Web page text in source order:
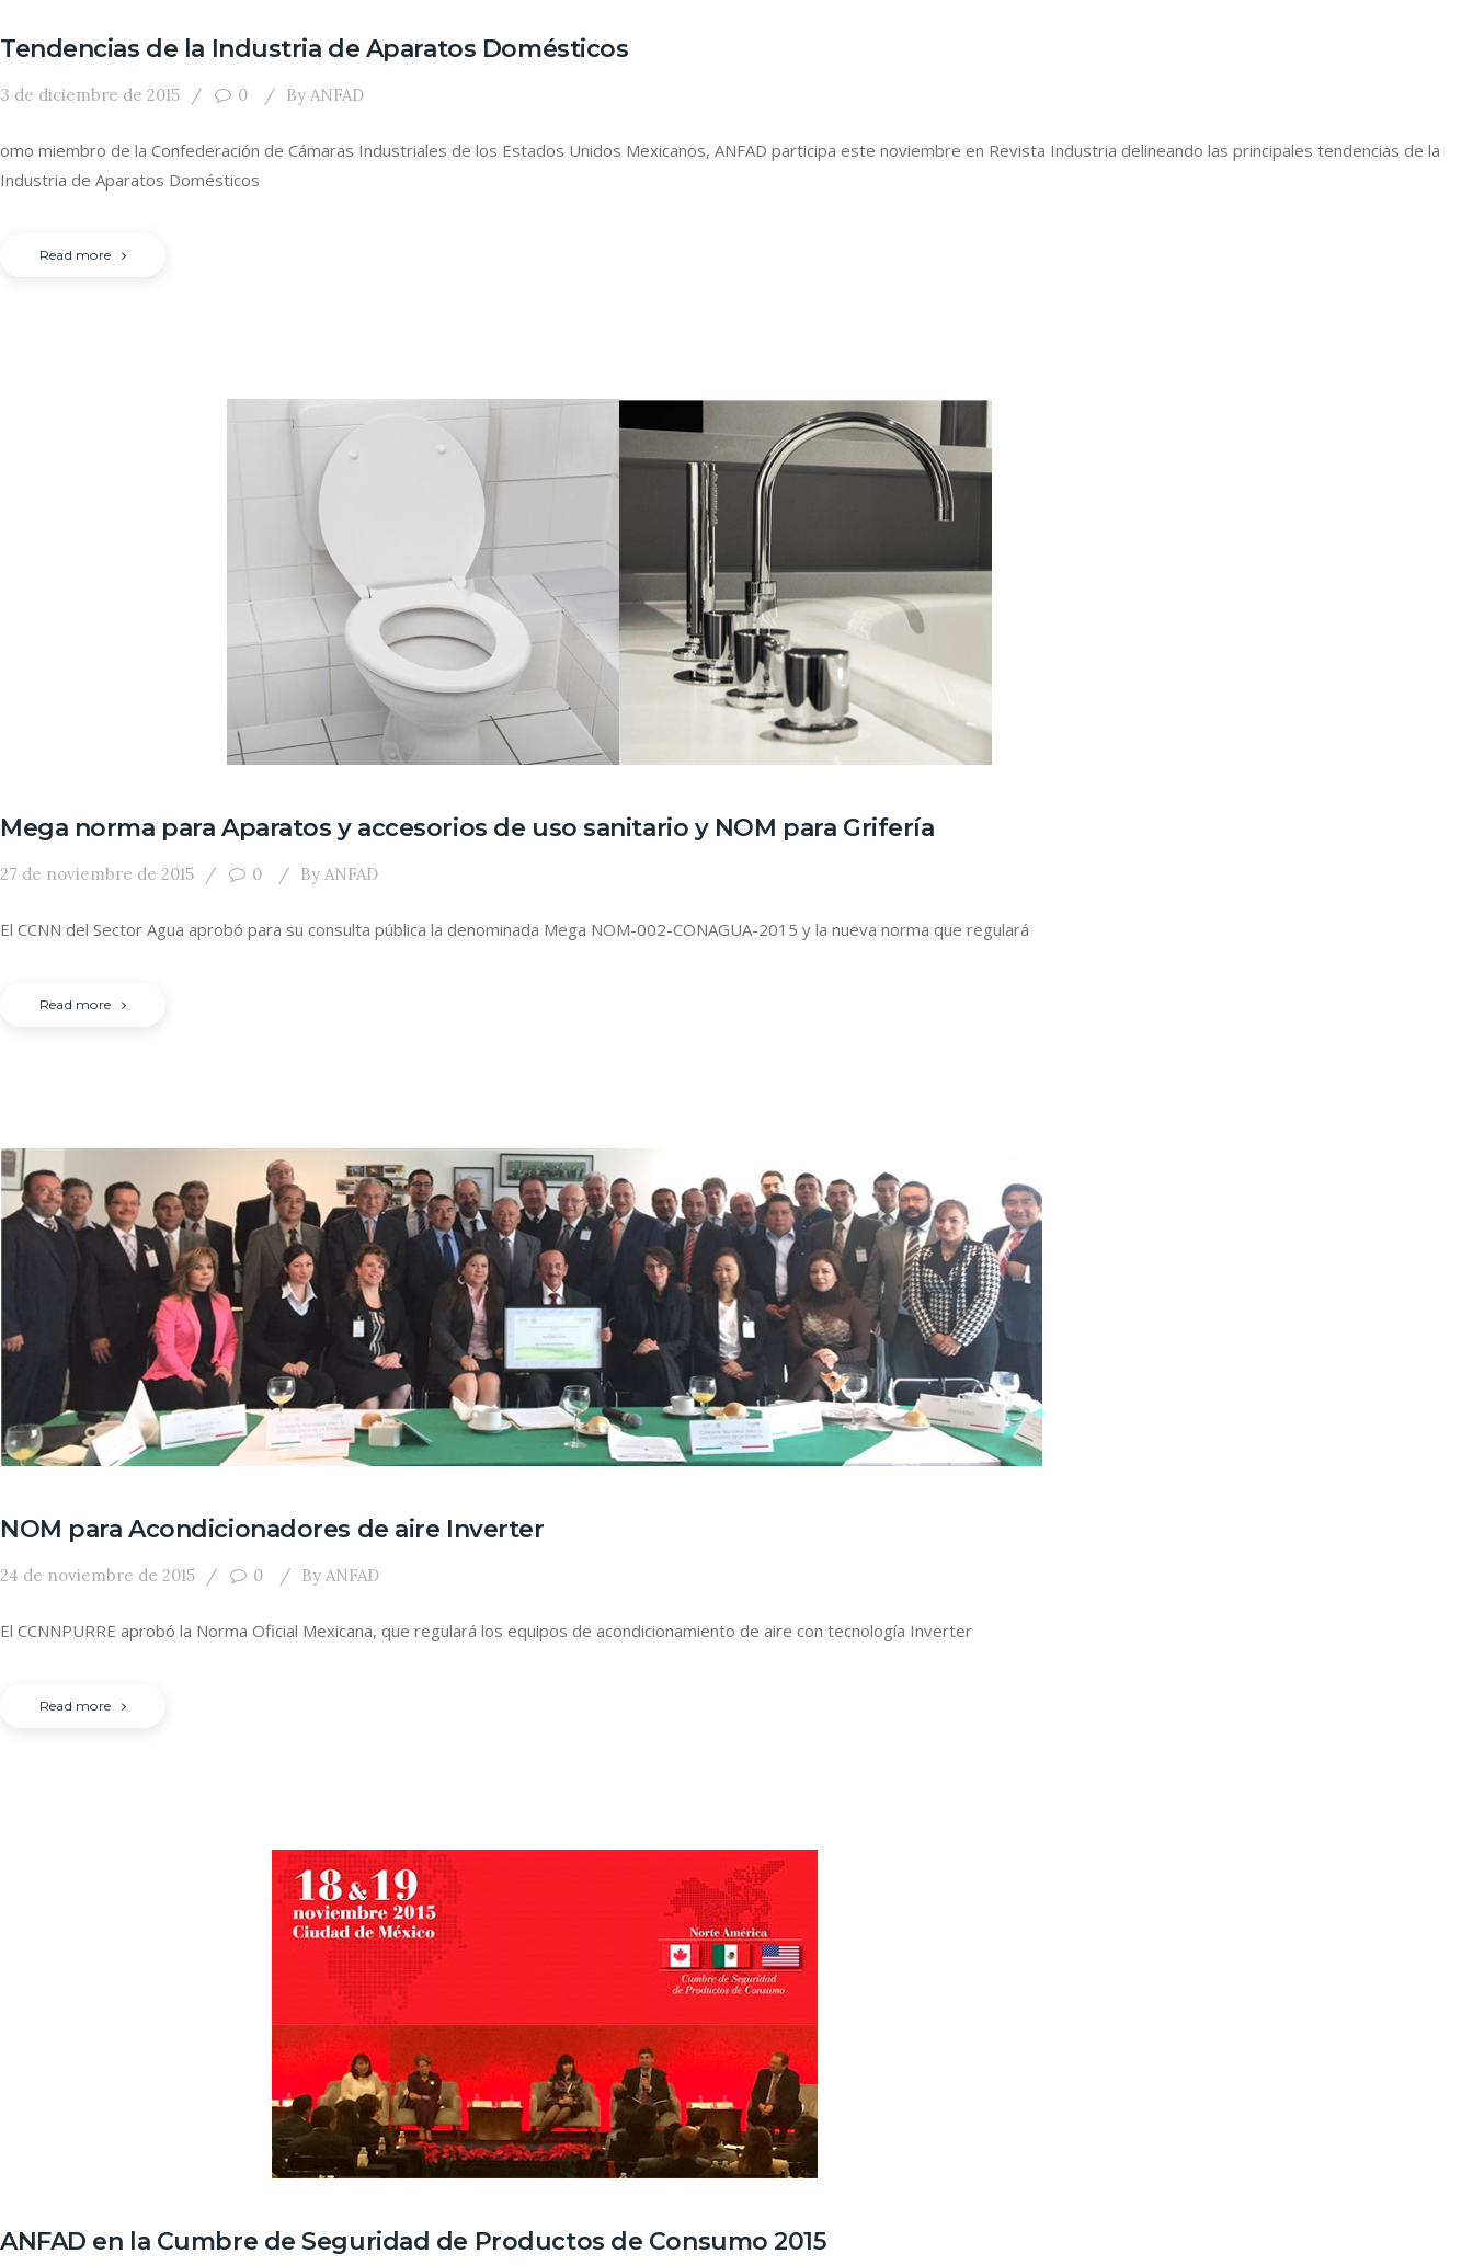
Tendencias de la Industria de Aparatos Domésticos
3 de diciembre de 2015 0 By ANFAD
omo miembro de la Confederación de Cámaras Industriales de los Estados Unidos Mexicanos, ANFAD participa este noviembre en Revista Industria delineando las principales tendencias de la
Industria de Aparatos Domésticos
Read more
Mega norma para Aparatos y accesorios de uso sanitario y NOM para Grifería
27 de noviembre de 2015 0 By ANFAD
El CCNN del Sector Agua aprobó para su consulta pública la denominada Mega NOM-002-CONAGUA-2015 y la nueva norma que regulará
Read more
NOM para Acondicionadores de aire Inverter
24 de noviembre de 2015 0 By ANFAD
El CCNNPURRE aprobó la Norma Oficial Mexicana, que regulará los equipos de acondicionamiento de aire con tecnología Inverter
Read more
ANFAD en la Cumbre de Seguridad de Productos de Consumo 2015